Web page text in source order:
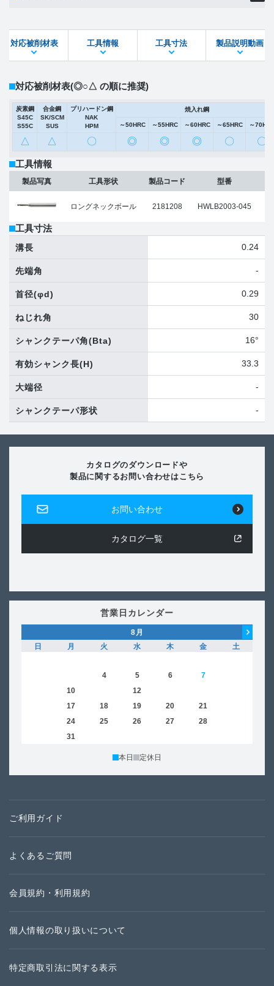
STEPファイル DXFファイル
対応被削材表 工具情報 工具寸法 製品説明動画
対応被削材表(◎○△ の順に推奨)
炭素鋼
S45C
S55C
合金鋼
SK/SCM
SUS
プリハードン鋼
NAK
HPM
焼入れ鋼
～50HRC ～55HRC ～60HRC ～65HRC ～
△ △ 〇 ◎ ◎ ◎ 〇 〇
工具情報
製品写真 工具形状
ロングネックボール
製品コード
2181208
型番
HWLB2003-045
工具寸法
溝長 0.24
先端角 -
首径(φd) 0.29
ねじれ角 30
シャンクテーパ角(Bta) 16°
有効シャンク長(H) 33.3
大端径 -
シャンクテーパ形状 -
カタログのダウンロードや
製品に関するお問い合わせはこちら
お問い合わせ
カタログ一覧
営業日カレンダー
8月
日
月 火 水 木 金
土
4 5 6 7
10 12
17 18 19 20 21
24 25 26 27 28
31
本日 定休日
ご利用ガイド
よくあるご質問
会員規約・利用規約
個人情報の取り扱いについて
特定商取引法に関する表示